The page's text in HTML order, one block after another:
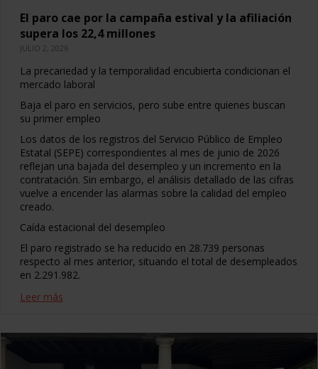
El paro cae por la campaña estival y la afiliación
supera los 22,4 millones
JULIO 2, 2026
La precariedad y la temporalidad encubierta condicionan el
mercado laboral
Baja el paro en servicios, pero sube entre quienes buscan
su primer empleo
Los datos de los registros del Servicio Público de Empleo
Estatal (SEPE) correspondientes al mes de junio de 2026
reflejan una bajada del desempleo y un incremento en la
contratación. Sin embargo, el análisis detallado de las cifras
vuelve a encender las alarmas sobre la calidad del empleo
creado.
Caída estacional del desempleo
El paro registrado se ha reducido en 28.739 personas
respecto al mes anterior, situando el total de desempleados
en 2.291.982.
Leer más